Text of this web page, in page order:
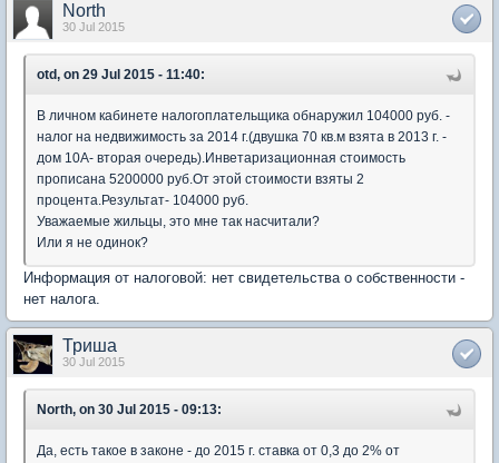
North
30 Jul 2015
otd, on 29 Jul 2015 - 11:40:
В личном кабинете налогоплательщика обнаружил 104000 руб. -
налог на недвижимость за 2014 г.(двушка 70 кв.м взята в 2013 г. -
дом 10А- вторая очередь).Инветаризационная стоимость
прописана 5200000 руб.От этой стоимости взяты 2
процента.Результат- 104000 руб.
Уважаемые жильцы, это мне так насчитали?
Или я не одинок?
Информация от налоговой: нет свидетельства о собственности -
нет налога.
Триша
30 Jul 2015
North, on 30 Jul 2015 - 09:13:
Да, есть такое в законе - до 2015 г. ставка от 0,3 до 2% от